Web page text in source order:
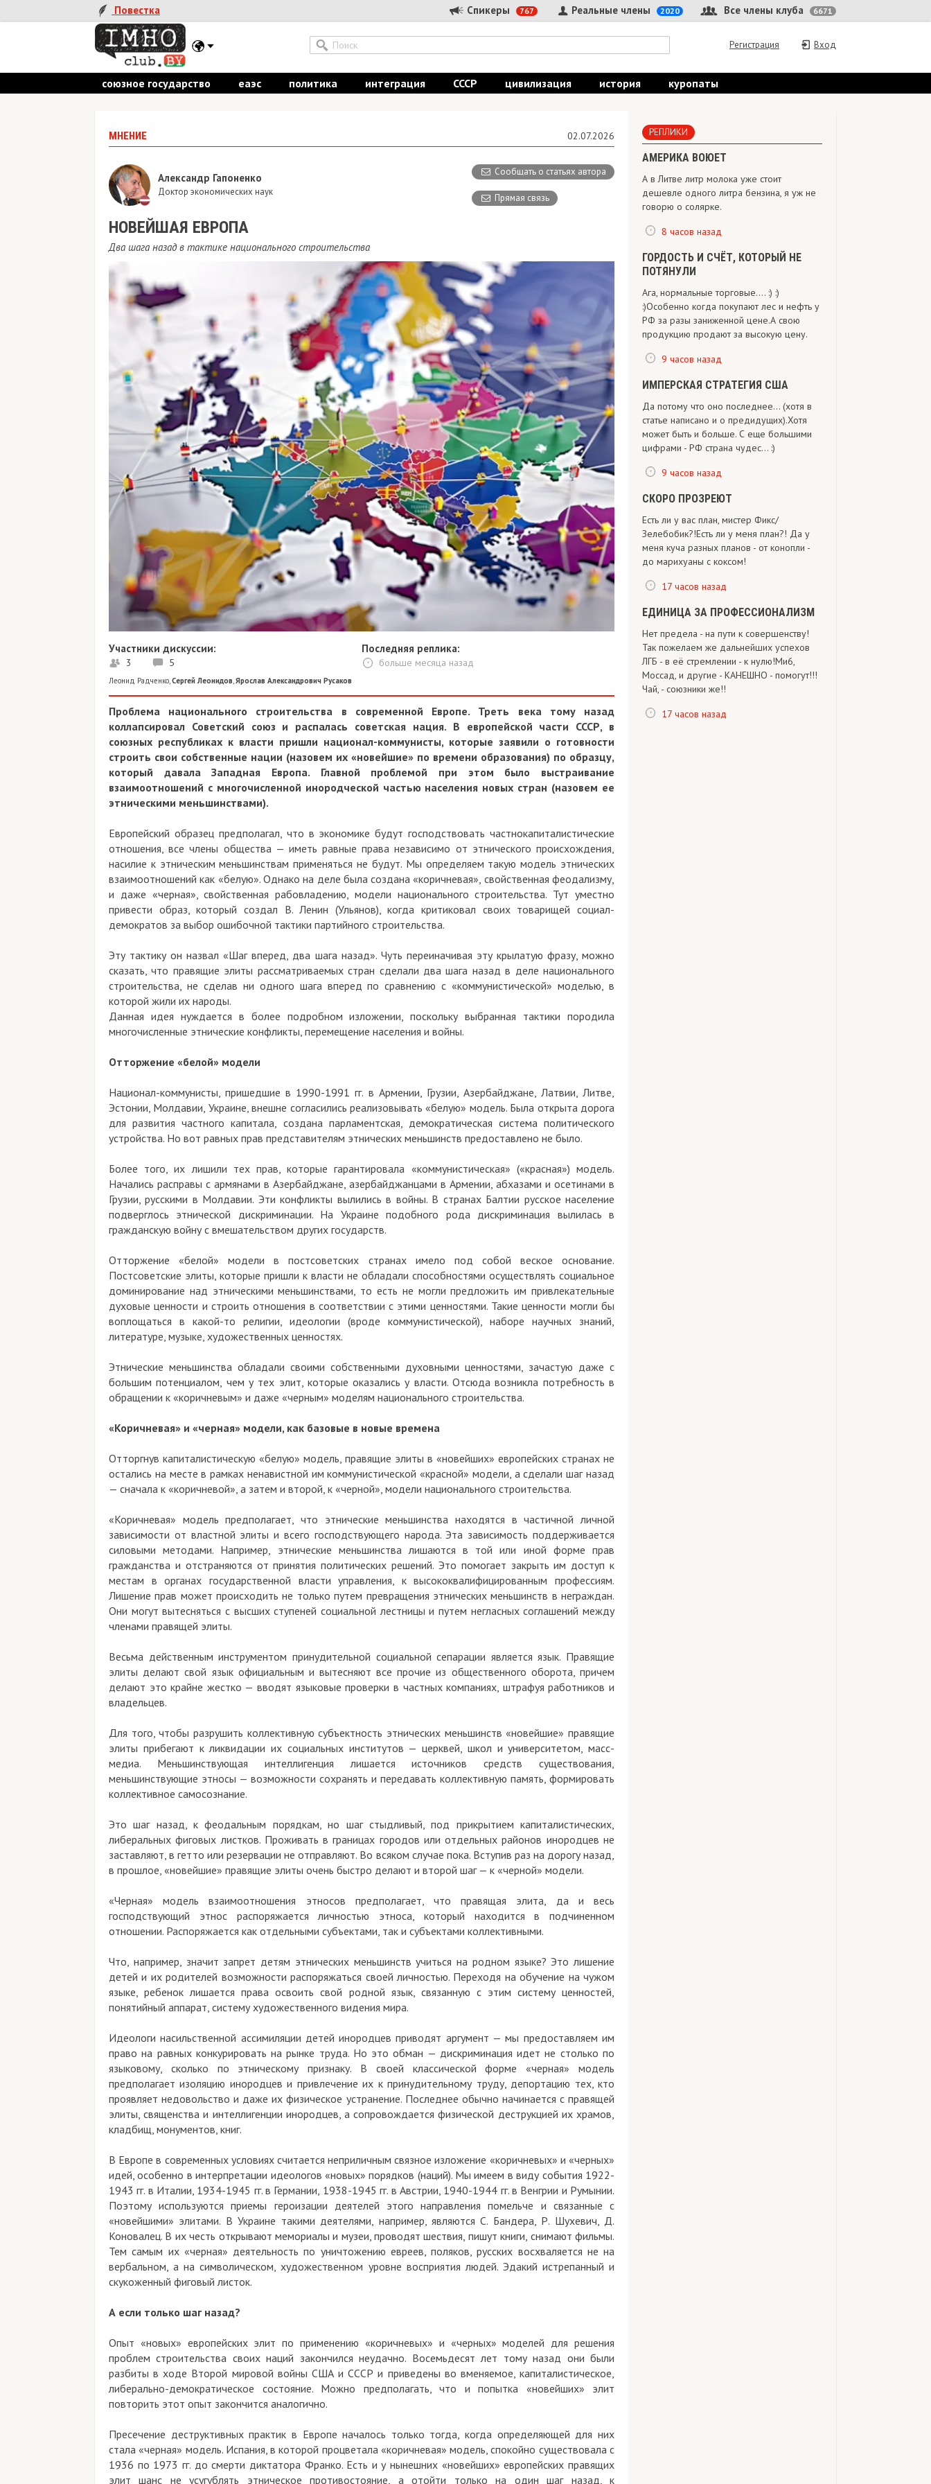
Повестка Спикеры 767 Все члены клуба 6671
Реальные члены 2020
Вход
Регистрация
союзное государство еаэс политика интеграция СССР цивилизация история куропаты
МНЕНИЕ 02.07.2026
Сообщать о статьях автора
Прямая связь
Александр Гапоненко
Доктор экономических наук
НОВЕЙШАЯ ЕВРОПА
Два шага назад в тактике национального строительства
Участники дискуссии:
3 5
Последняя реплика:
больше месяца назад
Леонид Радченко,Сергей Леонидов,Ярослав Александрович Русаков
Проблема национального строительства в современной Европе. Треть века тому назад
коллапсировал Советский союз и распалась советская нация. В европейской части СССР, в
союзных республиках к власти пришли национал-коммунисты, которые заявили о готовности
строить свои собственные нации (назовем их «новейшие» по времени образования) по образцу,
который давала Западная Европа. Главной проблемой при этом было выстраивание
взаимоотношений с многочисленной инородческой частью населения новых стран (назовем ее
этническими меньшинствами).
Европейский образец предполагал, что в экономике будут господствовать частнокапиталистические
отношения, все члены общества — иметь равные права независимо от этнического происхождения,
насилие к этническим меньшинствам применяться не будут. Мы определяем такую модель этнических
взаимоотношений как «белую». Однако на деле была создана «коричневая», свойственная феодализму,
и даже «черная», свойственная рабовладению, модели национального строительства. Тут уместно
привести образ, который создал В. Ленин (Ульянов), когда критиковал своих товарищей социал-
демократов за выбор ошибочной тактики партийного строительства.
Эту тактику он назвал «Шаг вперед, два шага назад». Чуть переиначивая эту крылатую фразу, можно
сказать, что правящие элиты рассматриваемых стран сделали два шага назад в деле национального
строительства, не сделав ни одного шага вперед по сравнению с «коммунистической» моделью, в
которой жили их народы.
Данная идея нуждается в более подробном изложении, поскольку выбранная тактики породила
многочисленные этнические конфликты, перемещение населения и войны.
Отторжение «белой» модели
Национал-коммунисты, пришедшие в 1990-1991 гг. в Армении, Грузии, Азербайджане, Латвии, Литве,
Эстонии, Молдавии, Украине, внешне согласились реализовывать «белую» модель. Была открыта дорога
для развития частного капитала, создана парламентская, демократическая система политического
устройства. Но вот равных прав представителям этнических меньшинств предоставлено не было.
Более того, их лишили тех прав, которые гарантировала «коммунистическая» («красная») модель.
Начались расправы с армянами в Азербайджане, азербайджанцами в Армении, абхазами и осетинами в
Грузии, русскими в Молдавии. Эти конфликты вылились в войны. В странах Балтии русское население
подверглось этнической дискриминации. На Украине подобного рода дискриминация вылилась в
гражданскую войну с вмешательством других государств.
Отторжение «белой» модели в постсоветских странах имело под собой веское основание.
Постсоветские элиты, которые пришли к власти не обладали способностями осуществлять социальное
доминирование над этническими меньшинствами, то есть не могли предложить им привлекательные
духовые ценности и строить отношения в соответствии с этими ценностями. Такие ценности могли бы
воплощаться в какой-то религии, идеологии (вроде коммунистической), наборе научных знаний,
литературе, музыке, художественных ценностях.
Этнические меньшинства обладали своими собственными духовными ценностями, зачастую даже с
большим потенциалом, чем у тех элит, которые оказались у власти. Отсюда возникла потребность в
обращении к «коричневым» и даже «черным» моделям национального строительства.
«Коричневая» и «черная» модели, как базовые в новые времена
Отторгнув капиталистическую «белую» модель, правящие элиты в «новейших» европейских странах не
остались на месте в рамках ненавистной им коммунистической «красной» модели, а сделали шаг назад
— сначала к «коричневой», а затем и второй, к «черной», модели национального строительства.
«Коричневая» модель предполагает, что этнические меньшинства находятся в частичной личной
зависимости от властной элиты и всего господствующего народа. Эта зависимость поддерживается
силовыми методами. Например, этнические меньшинства лишаются в той или иной форме прав
гражданства и отстраняются от принятия политических решений. Это помогает закрыть им доступ к
местам в органах государственной власти управления, к высококвалифицированным профессиям.
Лишение прав может происходить не только путем превращения этнических меньшинств в неграждан.
Они могут вытесняться с высших ступеней социальной лестницы и путем негласных соглашений между
членами правящей элиты.
Весьма действенным инструментом принудительной социальной сепарации является язык. Правящие
элиты делают свой язык официальным и вытесняют все прочие из общественного оборота, причем
делают это крайне жестко — вводят языковые проверки в частных компаниях, штрафуя работников и
владельцев.
Для того, чтобы разрушить коллективную субъектность этнических меньшинств «новейшие» правящие
элиты прибегают к ликвидации их социальных институтов — церквей, школ и университетом, масс-
медиа. Меньшинствующая интеллигенция лишается источников средств существования,
меньшинствующие этносы — возможности сохранять и передавать коллективную память, формировать
коллективное самосознание.
Это шаг назад, к феодальным порядкам, но шаг стыдливый, под прикрытием капиталистических,
либеральных фиговых листков. Проживать в границах городов или отдельных районов инородцев не
заставляют, в гетто или резервации не отправляют. Во всяком случае пока. Вступив раз на дорогу назад,
в прошлое, «новейшие» правящие элиты очень быстро делают и второй шаг — к «черной» модели.
«Черная» модель взаимоотношения этносов предполагает, что правящая элита, да и весь
господствующий этнос распоряжается личностью этноса, который находится в подчиненном
отношении. Распоряжается как отдельными субъектами, так и субъектами коллективными.
Что, например, значит запрет детям этнических меньшинств учиться на родном языке? Это лишение
детей и их родителей возможности распоряжаться своей личностью. Переходя на обучение на чужом
языке, ребенок лишается права освоить свой родной язык, связанную с этим систему ценностей,
понятийный аппарат, систему художественного видения мира.
Идеологи насильственной ассимиляции детей инородцев приводят аргумент — мы предоставляем им
право на равных конкурировать на рынке труда. Но это обман — дискриминация идет не столько по
языковому, сколько по этническому признаку. В своей классической форме «черная» модель
предполагает изоляцию инородцев и привлечение их к принудительному труду, депортацию тех, кто
проявляет недовольство и даже их физическое устранение. Последнее обычно начинается с правящей
элиты, священства и интеллигенции инородцев, а сопровождается физической деструкцией их храмов,
кладбищ, монументов, книг.
В Европе в современных условиях считается неприличным связное изложение «коричневых» и «черных»
идей, особенно в интерпретации идеологов «новых» порядков (наций). Мы имеем в виду события 1922-
1943 гг. в Италии, 1934-1945 гг. в Германии, 1938-1945 гг. в Австрии, 1940-1944 гг. в Венгрии и Румынии.
Поэтому используются приемы героизации деятелей этого направления помельче и связанные с
«новейшими» элитами. В Украине такими деятелями, например, являются С. Бандера, Р. Шухевич, Д.
Коновалец. В их честь открывают мемориалы и музеи, проводят шествия, пишут книги, снимают фильмы.
Тем самым их «черная» деятельность по уничтожению евреев, поляков, русских восхваляется не на
вербальном, а на символическом, художественном уровне восприятия людей. Эдакий истрепанный и
скукоженный фиговый листок.
А если только шаг назад?
Опыт «новых» европейских элит по применению «коричневых» и «черных» моделей для решения
проблем строительства своих наций закончился неудачно. Восемьдесят лет тому назад они были
разбиты в ходе Второй мировой войны США и СССР и приведены во вменяемое, капиталистическое,
либерально-демократическое состояние. Можно предполагать, что и попытка «новейших» элит
повторить этот опыт закончится аналогично.
Пресечение деструктивных практик в Европе началось только тогда, когда определяющей для них
стала «черная» модель. Испания, в которой процветала «коричневая» модель, спокойно существовала с
1936 по 1973 гг. до смерти диктатора Франко. Есть и у нынешних «новейших» европейских правящих
элит шанс не усугублять этническое противостояние, а отойти только на один шаг назад, к
РЕПЛИКИ
АМЕРИКА ВОЮЕТ
А в Литве литр молока уже стоит
дешевле одного литра бензина, я уж не
говорю о солярке.
8 часов назад
ГОРДОСТЬ И СЧЁТ, КОТОРЫЙ НЕ
ПОТЯНУЛИ
Ага, нормальные торговые.... :) :)
:)Особенно когда покупают лес и нефть у
РФ за разы заниженной цене.А свою
продукцию продают за высокую цену.
9 часов назад
ИМПЕРСКАЯ СТРАТЕГИЯ США
Да потому что оно последнее... (хотя в
статье написано и о предидущих).Хотя
может быть и больше. С еще большими
цифрами - РФ страна чудес... :)
9 часов назад
СКОРО ПРОЗРЕЮТ
Есть ли у вас план, мистер Фикс/
Зелебобик?!Есть ли у меня план?! Да у
меня куча разных планов - от конопли -
до марихуаны с коксом!
17 часов назад
ЕДИНИЦА ЗА ПРОФЕССИОНАЛИЗМ
Нет предела - на пути к совершенству!
Так пожелаем же дальнейших успехов
ЛГБ - в её стремлении - к нулю!Ми6,
Моссад, и другие - КАНЕШНО - помогут!!!
Чай, - союзники же!!
17 часов назад